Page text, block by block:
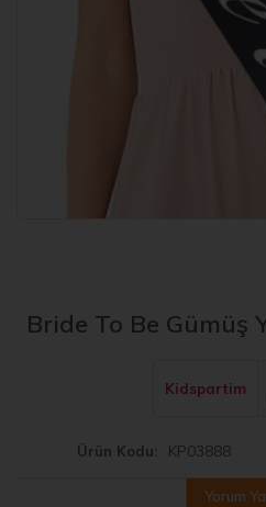
Bride To Be Gümüş
Kidspartim
Ürün Kodu KP03888
Yorum